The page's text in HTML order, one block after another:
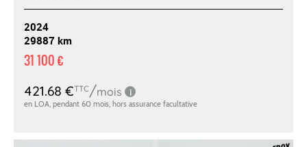
2024
29887 km
31 100 €